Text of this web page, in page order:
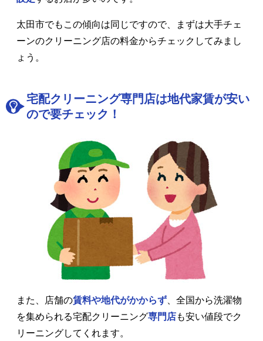
太田市でもこの傾向は同じですので、まずは大手チェ
ーンのクリーニング店の料金からチェックしてみまし
ょう。
宅配クリーニング専門店は地代家賃が安い
ので要チェック！
また、店舗の賃料や地代がかからず 、全国から洗濯物
を集められる宅配クリーニング専門店も安い値段でク
リーニングしてくれます。